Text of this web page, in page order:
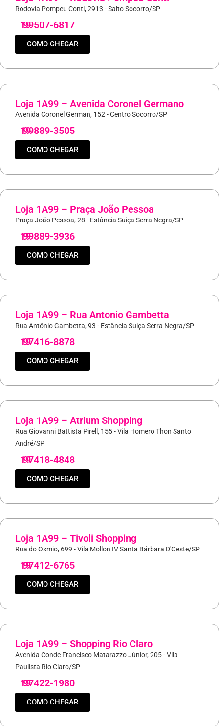
Rodovia Pompeu Conti, 2913 - Salto Socorro/SP
19
99507-6817
COMO CHEGAR
Loja 1A99 – Avenida Coronel Germano
Avenida Coronel German, 152 - Centro Socorro/SP
19
99889-3505
COMO CHEGAR
Loja 1A99 – Praça João Pessoa
Praça João Pessoa, 28 - Estância Suiça Serra Negra/SP
19
99889-3936
COMO CHEGAR
Loja 1A99 – Rua Antonio Gambetta
Rua Antônio Gambetta, 93 - Estância Suiça Serra Negra/SP
19
97416-8878
COMO CHEGAR
Loja 1A99 – Atrium Shopping
Rua Giovanni Battista Pirell, 155 - Vila Homero Thon Santo
André/SP
19
97418-4848
COMO CHEGAR
Loja 1A99 – Tivoli Shopping
Rua do Osmio, 699 - Vila Mollon IV Santa Bárbara D'Oeste/SP
19
97412-6765
COMO CHEGAR
Loja 1A99 – Shopping Rio Claro
Avenida Conde Francisco Matarazzo Júnior, 205 - Vila
Paulista Rio Claro/SP
19
97422-1980
COMO CHEGAR